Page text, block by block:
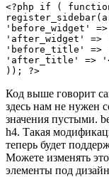
<?php if (
'before_widget'
'after_widget'
'before_title' =>
'after_title' =>
Код выше говорит
здесь нам не нужен
значения пустыми.
h4. Такая
теперь будет
Можете изменять
элементы под